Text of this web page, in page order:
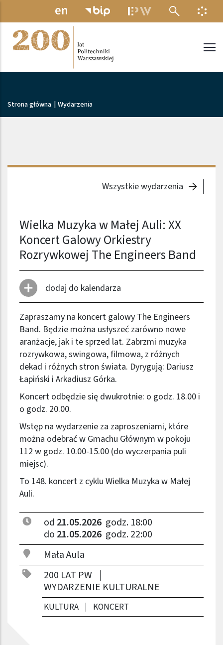
Przejdź do treści
MENU
Ścieżka nawigacyjna
Strona główna Wydarzenia
dodaj do kalendarza
Wszystkie wydarzenia
Wielka Muzyka w Małej Auli: XX
Koncert Galowy Orkiestry
Rozrywkowej The Engineers Band
od 21.05.2026 godz. 18:00
do 21.05.2026 godz. 22:00
Mała Aula
200 LAT PW
WYDARZENIE KULTURALNE
KULTURA KONCERT
Zapraszamy na koncert galowy The Engineers
Band. Będzie można usłyszeć zarówno nowe
aranżacje, jak i te sprzed lat. Zabrzmi muzyka
rozrywkowa, swingowa, filmowa, z różnych
dekad i różnych stron świata. Dyrygują: Dariusz
Łapiński i Arkadiusz Górka.
Koncert odbędzie się dwukrotnie: o godz. 18.00 i
o godz. 20.00.
Wstęp na wydarzenie za zaproszeniami, które
można odebrać w Gmachu Głównym w pokoju
112 w godz. 10.00-15.00 (do wyczerpania puli
miejsc).
To 148. koncert z cyklu Wielka Muzyka w Małej
Auli.